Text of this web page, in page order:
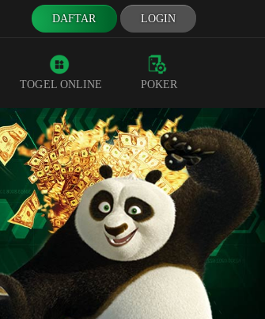
DAFTAR LOGIN
TOGEL ONLINE POKER